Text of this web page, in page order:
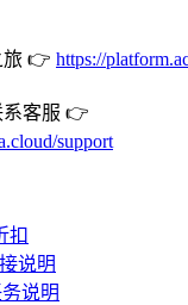
旅 👉 https://
系客服 👉
support
扣
说明
说明